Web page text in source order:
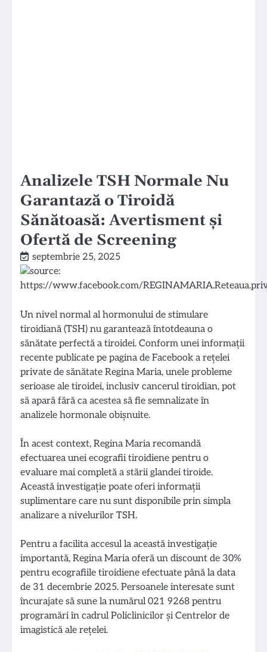
Analizele TSH Normale Nu
Garantază o Tiroidă
Sănătoasă: Avertisment și
Ofertă de Screening
septembrie 25, 2025
Un nivel normal al hormonului de stimulare
tiroidiană (TSH) nu garantează întotdeauna o
sănătate perfectă a tiroidei. Conform unei informații
recente publicate pe pagina de Facebook a rețelei
private de sănătate Regina Maria, unele probleme
serioase ale tiroidei, inclusiv cancerul tiroidian, pot
să apară fără ca acestea să fie semnalizate în
analizele hormonale obișnuite.
În acest context, Regina Maria recomandă
efectuarea unei ecografii tiroidiene pentru o
evaluare mai completă a stării glandei tiroide.
Această investigație poate oferi informații
suplimentare care nu sunt disponibile prin simpla
analizare a nivelurilor TSH.
Pentru a facilita accesul la această investigație
importantă, Regina Maria oferă un discount de 30%
pentru ecografiile tiroidiene efectuate până la data
de 31 decembrie 2025. Persoanele interesate sunt
încurajate să sune la numărul 021 9268 pentru
programări în cadrul Policlinicilor și Centrelor de
imagistică ale rețelei.